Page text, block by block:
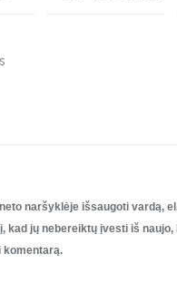
naršyklėje išsaugoti vardą,
kad jų nebereiktų įvesti iš naujo,
komentarą.